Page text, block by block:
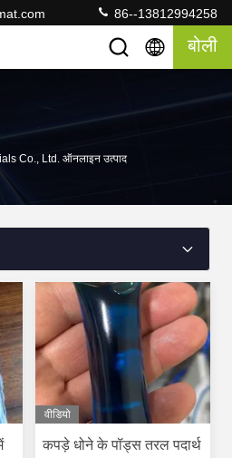
86--13812994258
बोली
Co., Ltd. ऑनलाइन उत्पाद
वीडियो
कपड़े धोने के पॉड्स तरल पदार्थ